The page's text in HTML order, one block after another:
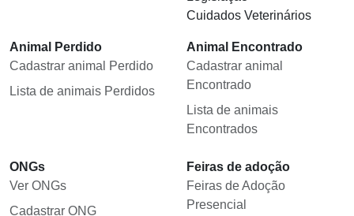
Cuidados Veterinários
Animal Perdido
Cadastrar animal Perdido
Lista de animais Perdidos
Animal Encontrado
Cadastrar animal
Encontrado
Lista de animais
Encontrados
ONGs
Ver ONGs
Cadastrar ONG
Feiras de adoção
Feiras de Adoção
Presencial